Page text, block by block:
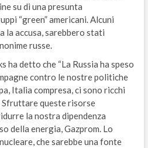
su di una presunta
“green” americani. Alcuni
la accusa, sarebbero stati
russe.
ha detto che “La Russia ha speso
contro le nostre politiche
Italia compresa, ci sono ricchi
Sfruttare queste risorse
la nostra dipendenza
della energia, Gazprom. Lo
che sarebbe una fonte